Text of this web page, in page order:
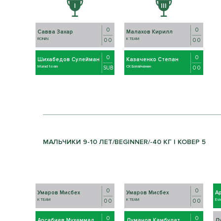
Савва Захар
RONIN
0
0 0
Шихабедов Сулейман
Murad team
0
SUB
Малахов Кирилл
K TEAM
0
0 0
Казаченко Степан
СК Батайчанин
0
0 0
МАЛЬЧИКИ 9-10 ЛЕТ/BEGINNER/-40 КГ | КОВЕР 5
Умаров Мисбех
K TEAM
0
0 0
0
Умаров Мисбех
K TEAM
0
0 0
0